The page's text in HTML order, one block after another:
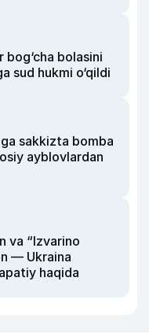
bog‘cha bolasini
sud hukmi o‘qildi
sakkizta bomba
ayblovlardan
va “Izvarino
— Ukraina
haqida